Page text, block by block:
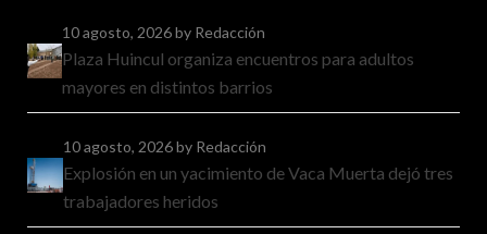
10 agosto, 2026by Redacción
Plaza Huincul organiza encuentros para adultos
mayores en distintos barrios
10 agosto, 2026by Redacción
Explosión en un yacimiento de Vaca Muerta dejó tres
trabajadores heridos